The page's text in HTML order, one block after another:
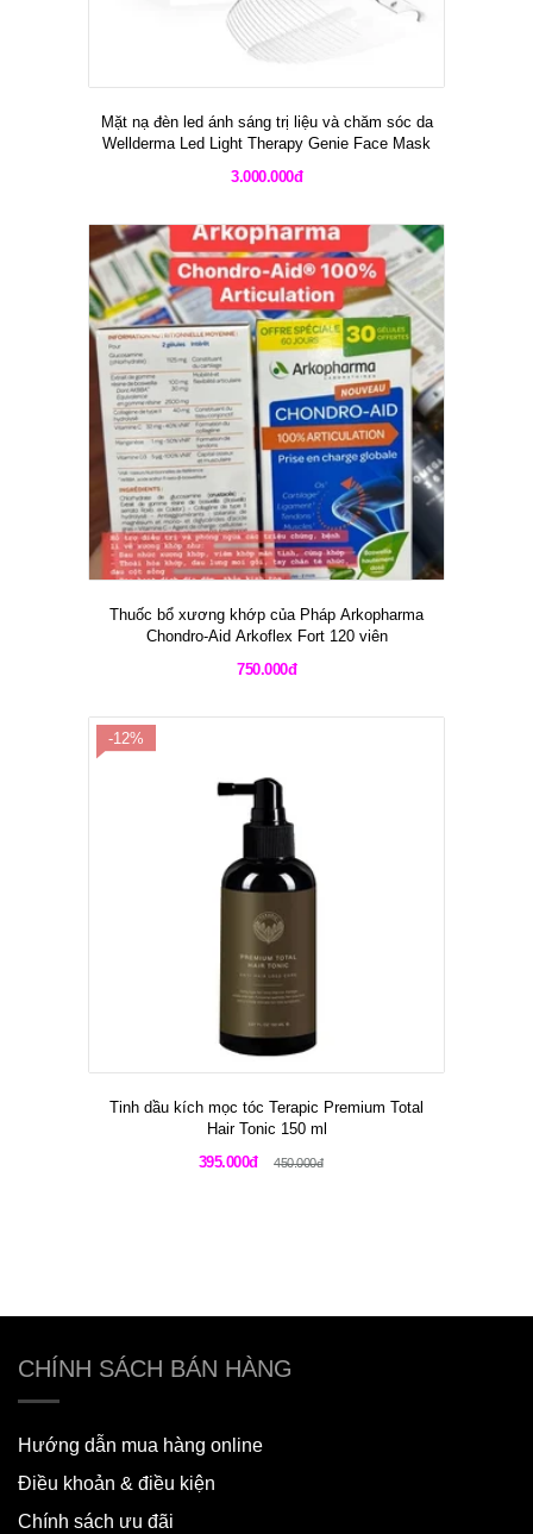
Mặt nạ đèn led ánh sáng trị liệu và chăm sóc da
Wellderma Led Light Therapy Genie Face Mask
3.000.000đ
Thuốc bổ xương khớp của Pháp Arkopharma
Chondro-Aid Arkoflex Fort 120 viên
750.000đ
-12%
Tinh dầu kích mọc tóc Terapic Premium Total
Hair Tonic 150 ml
395.000đ
450.000đ
CHÍNH SÁCH BÁN HÀNG
Hướng dẫn mua hàng online
Điều khoản & điều kiện
Chính sách ưu đãi